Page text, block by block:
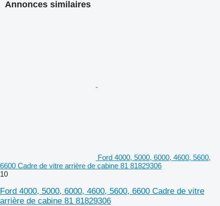
Annonces similaires
Ford 4000, 5000, 6000, 4600, 5600,
6600 Cadre de vitre arrière de cabine 81 81829306
10
Ford 4000, 5000, 6000, 4600, 5600, 6600 Cadre de vitre
arrière de cabine 81 81829306